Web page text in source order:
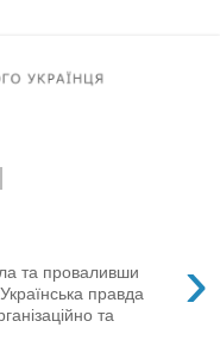
›
та проваливши
правда
та